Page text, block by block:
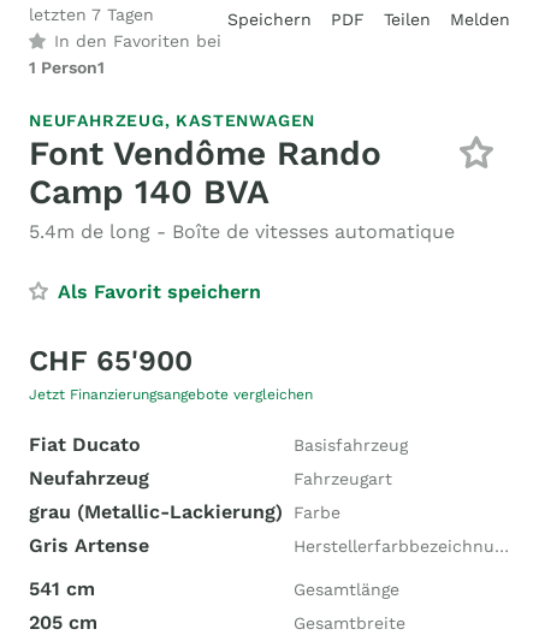
letzten 7 Tagen
In den Favoriten bei
1 Person1
Speichern PDF Teilen Melden
NEUFAHRZEUG, KASTENWAGEN
Font Vendôme Rando
Camp 140 BVA
5.4m de long - Boîte de vitesses automatique
Als Favorit speichern
CHF 65'900
Jetzt Finanzierungsangebote vergleichen
Fiat Ducato Basisfahrzeug
Neufahrzeug Fahrzeugart
grau (Metallic-Lackierung) Farbe
Gris Artense Herstellerfarbbezeichnung
541 cm Gesamtlänge
205 cm Gesamtbreite